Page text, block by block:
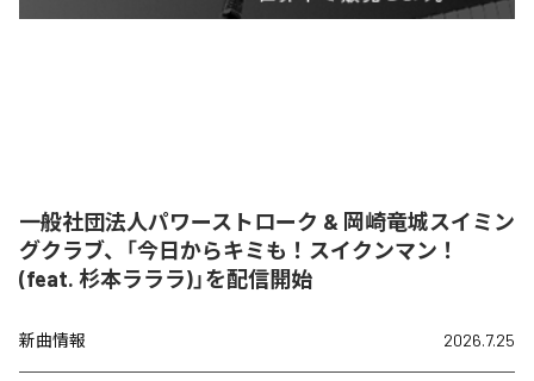
一般社団法人パワーストローク & 岡崎竜城スイミン
グクラブ、「今日からキミも！スイクンマン！
(feat. 杉本ラララ)」を配信開始
新曲情報 2026.7.25